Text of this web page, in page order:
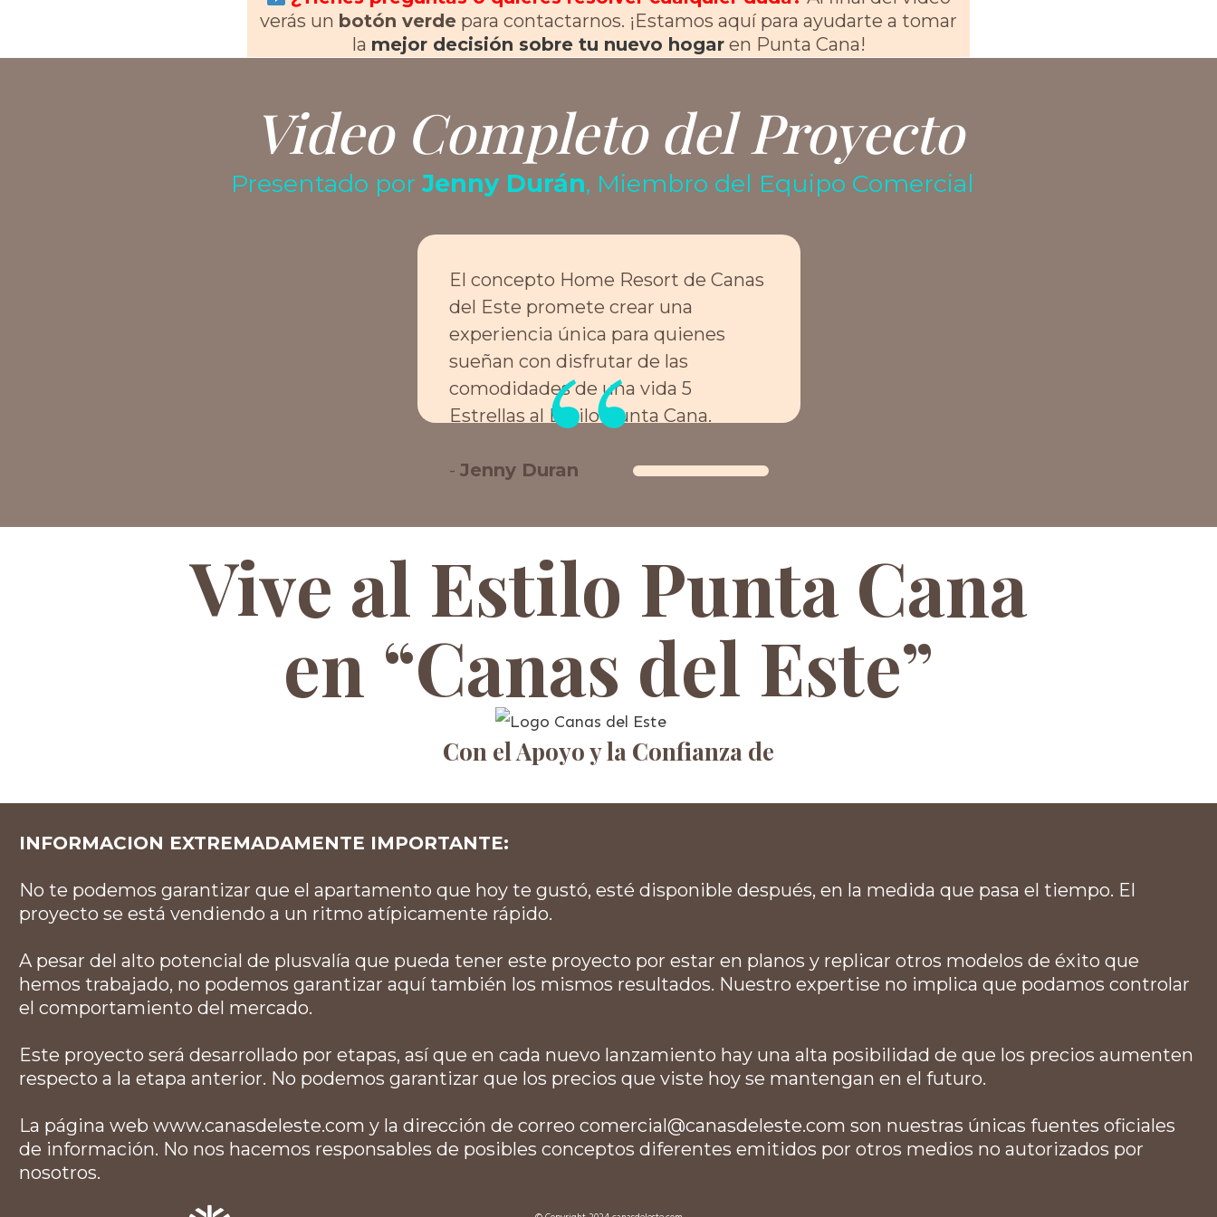
verás un botón verde para contactarnos. ¡Estamos aquí para ayudarte a tomar
la mejor decisión sobre tu nuevo hogaren Punta Cana!
Video Completo del Proyecto
Presentado porJenny Durán, Miembro del Equipo Comercial
El concepto Home Resort de Canas
del Este promete crear una
experiencia única para quienes
sueñan con disfrutar de las
comodidades de una vida 5
Estrellas al Estilo Punta Cana.
- Jenny Duran“
Vive al Estilo Punta Cana
en “Canas del Este”
Con el Apoyo y la Confianza de
INFORMACION EXTREMADAMENTE IMPORTANTE:
No te podemos garantizar que el apartamento que hoy te gustó, esté disponible después, en la medida que pasa el tiempo. El
proyecto se está vendiendo a un ritmo atípicamente rápido.
A pesar del alto potencial de plusvalía que pueda tener este proyecto por estar en planos y replicar otros modelos de éxito que
hemos trabajado, no podemos garantizar aquí también los mismos resultados. Nuestro expertise no implica que podamos controlar
el comportamiento del mercado.
Este proyecto será desarrollado por etapas, así que en cada nuevo lanzamiento hay una alta posibilidad de que los precios aumenten
respecto a la etapa anterior. No podemos garantizar que los precios que viste hoy se mantengan en el futuro.
La página web www.canasdeleste.com y la dirección de correo comercial@canasdeleste.com son nuestras únicas fuentes oficiales
de información. No nos hacemos responsables de posibles conceptos diferentes emitidos por otros medios no autorizados por
nosotros.